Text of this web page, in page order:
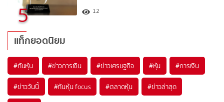
5 12
แท็กยอดนิยม
#ทันหุ้น #ข่าวการเงิน #ข่าวเศรษฐกิจ #หุ้น #การเงิน
#ข่าววันนี้ #ทันหุ้น focus #ตลาดหุ้น #ข่าวล่าสุด